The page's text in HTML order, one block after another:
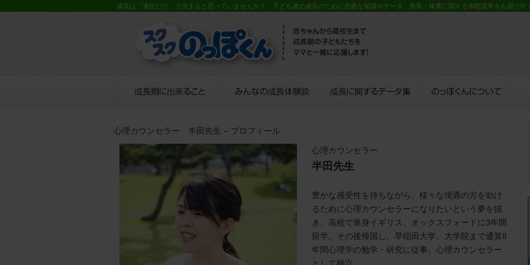
成長は「遺伝だけ」で決まると思っていませんか？ 子ども達の成長のために必要な知識やデータ、身長・体重に関する体験談等をお届け中
心理カウンセラー 半田先生 – プロフィール
心理カウンセラー
半田先生
豊かな感受性を持ちながら、様々な境遇の方を助け
るために心理カウンセラーになりたいという夢を描
き、高校で単身イギリス、オックスフォードに3年間
留学。その後帰国し、早稲田大学、大学院まで通算8
年間心理学の勉学・研究に従事。心理カウンセラー